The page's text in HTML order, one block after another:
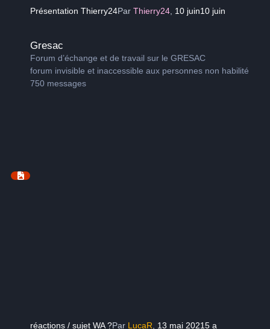
Présentation Thierry24ParThierry24 10 juin10 juin
Gresac
Forum d’échange et de travail sur le GRESAC
forum invisible et inaccessible aux personnes non habilité
750 messages
réactions / sujet WA ?Par LucaR 13 mai 20215 a